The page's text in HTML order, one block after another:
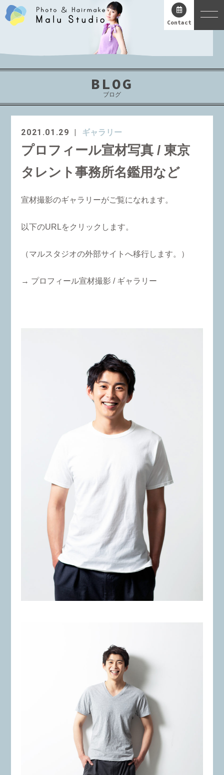
Contact
BLOG
ブログ
2021.01.29 ギャラリー
プロフィール宣材写真 / 東京
タレント事務所名鑑用など
宣材撮影のギャラリーがご覧になれます。
以下のURLをクリックします。
（マルスタジオの外部サイトへ移行します。）
→ プロフィール宣材撮影 / ギャラリー